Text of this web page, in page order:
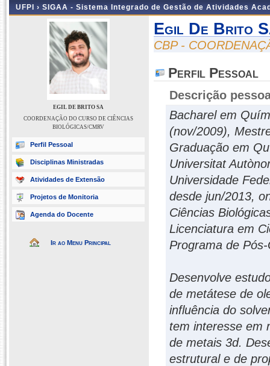
UFPI › SIGAA - Sistema Integrado de Gestão de Atividades
EGIL DE BRITO SA
COORDENAÇÃO DO CURSO DE CIÊNCIAS
BIOLÓGICAS/CMRV
Perfil Pessoal
Disciplinas Ministradas
Atividades de Extensão
Projetos de Monitoria
Agenda do Docente
Ir ao Menu Principal
Egil De Brito
CBP -
Perfil Pessoal
Descrição
Bacharel em
(nov/2009),
Graduação em
Universitat
Universidade
desde jun/2013,
Ciências
Licenciatura em
Programa de
Desenvolve
de metátese de
influência do
tem interesse em
de metais 3d.
estrutural e de